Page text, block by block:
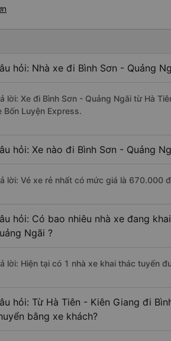
hỏi: Nhà xe đi Bình Sơn - Quảng
lời: Xe đi Bình Sơn - Quảng Ngãi từ Hà
Bốn Luyện Express.
hỏi: Xe nào đi Bình Sơn - Quảng
lời: Vé xe rẻ nhất có mức giá là 670.000
hỏi: Có bao nhiêu nhà xe đang
Ngãi ?
lời: Hiện tại có 1 nhà xe khai thác tuyến
hỏi: Từ Hà Tiên - Kiên Giang đi
bằng xe khách?